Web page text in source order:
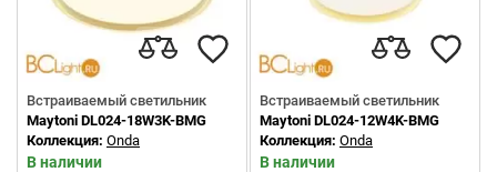
Встраиваемый светильник
Maytoni DL024-18W3K-BMG
Коллекция: Onda
В наличии
Встраиваемый светильник
Maytoni DL024-12W4K-BMG
Коллекция: Onda
В наличии